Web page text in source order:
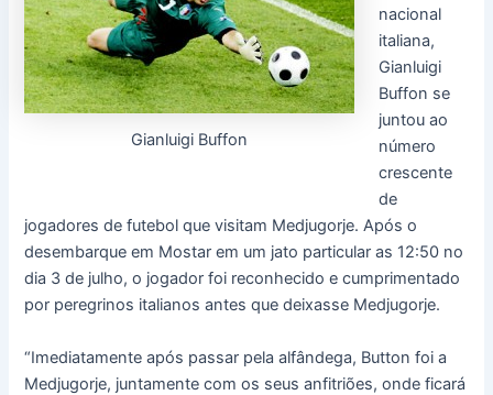
Gianluigi Buffon
nacional
italiana,
Gianluigi
Buffon se
juntou ao
número
crescente
de
jogadores de futebol que visitam Medjugorje. Após o
desembarque em Mostar em um jato particular as 12:50 no
dia 3 de julho, o jogador foi reconhecido e cumprimentado
por peregrinos italianos antes que deixasse Medjugorje.
“Imediatamente após passar pela alfândega, Button foi a
Medjugorje, juntamente com os seus anfitriões, onde ficará